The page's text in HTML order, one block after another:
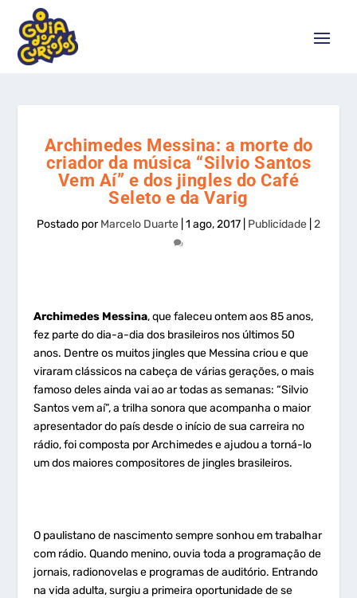
Archimedes Messina: a morte do
criador da música “Silvio Santos
Vem Aí” e dos jingles do Café
Seleto e da Varig
Postado porMarcelo Duarte 1 ago, 2017 Publicidade 2
Archimedes Messina, que faleceu ontem aos 85 anos,
fez parte do dia-a-dia dos brasileiros nos últimos 50
anos. Dentre os muitos jingles que Messina criou e que
viraram clássicos na cabeça de várias gerações, o mais
famoso deles ainda vai ao ar todas as semanas: “Silvio
Santos vem aí”, a trilha sonora que acompanha o maior
apresentador do país desde o início de sua carreira no
rádio, foi composta por Archimedes e ajudou a torná-lo
um dos maiores compositores de jingles brasileiros.
O paulistano de nascimento sempre sonhou em trabalhar
com rádio. Quando menino, ouvia toda a programação de
jornais, radionovelas e programas de auditório. Entrando
na vida adulta, surgiu a primeira oportunidade de se